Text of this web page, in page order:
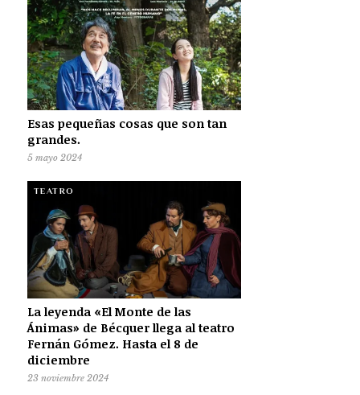
Esas pequeñas cosas que son tan
grandes.
5 mayo 2024
TEATRO
La leyenda «El Monte de las
Ánimas» de Bécquer llega al teatro
Fernán Gómez. Hasta el 8 de
diciembre
23 noviembre 2024